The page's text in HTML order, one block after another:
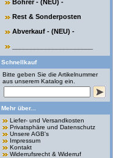
Bohrer - (NEU) -
Rest & Sonderposten
Abverkauf - (NEU) -
Schnellkauf
Bitte geben Sie die Artikelnummer
aus unserem Katalog ein.
Mehr über...
Liefer- und Versandkosten
Privatsphäre und Datenschutz
Unsere AGB's
Impressum
Kontakt
Widerrufsrecht & Widerruf